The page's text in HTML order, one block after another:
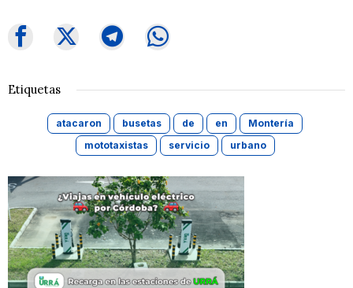
Etiquetas
atacaron busetas de en
Montería
mototaxistas
servicio urbano